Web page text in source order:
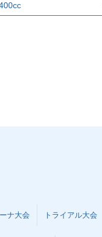
ナ大会 トライアル大会